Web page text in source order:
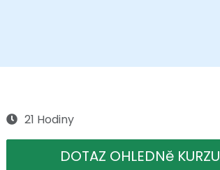
21 Hodiny
DOTAZ OHLEDNě KURZU